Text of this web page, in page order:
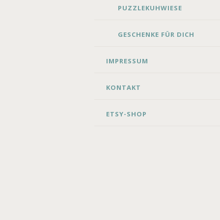
PUZZLEKUHWIESE
GESCHENKE FÜR DICH
IMPRESSUM
KONTAKT
ETSY-SHOP